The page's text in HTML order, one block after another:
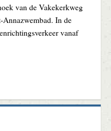
van de Vakekerkweg
In de
vanaf